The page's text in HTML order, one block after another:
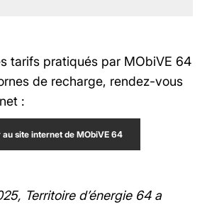
tarifs pratiqués par MObiVE 64
de recharge, rendez-vous
:
site internet de MObiVE 64
Territoire d’énergie 64 a